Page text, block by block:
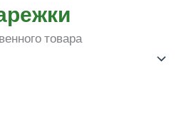
товара